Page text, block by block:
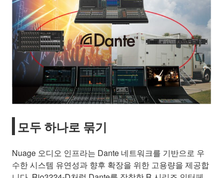
모두 하나로 묶기
Nuage 오디오 인프라는 Dante 네트워크를 기반으로 우
수한 시스템 유연성과 향후 확장을 위한 고용량을 제공합